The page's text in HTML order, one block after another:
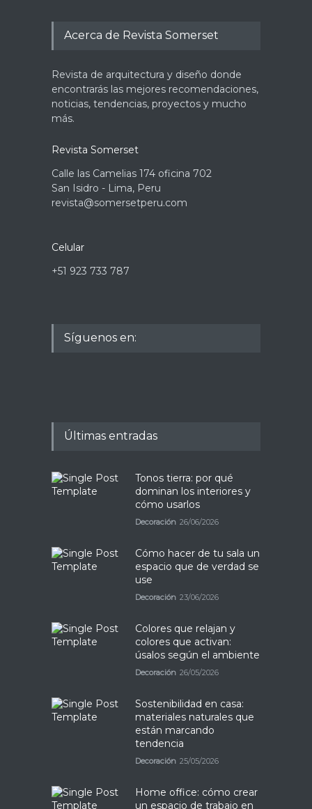
Acerca de Revista Somerset
Revista de arquitectura y diseño donde
encontrarás las mejores recomendaciones,
noticias, tendencias, proyectos y mucho
más.
Revista Somerset
Calle las Camelias 174 oficina 702
San Isidro - Lima, Peru
revista@somersetperu.com
Celular
+51 923 733 787
Síguenos en:
Últimas entradas
Tonos tierra: por qué
dominan los interiores y
cómo usarlos
Decoración 26/06/2026
Cómo hacer de tu sala un
espacio que de verdad se
use
Decoración 23/06/2026
Colores que relajan y
colores que activan:
úsalos según el ambiente
Decoración 26/05/2026
Sostenibilidad en casa:
materiales naturales que
están marcando
tendencia
Decoración 25/05/2026
Home office: cómo crear
un espacio de trabajo en